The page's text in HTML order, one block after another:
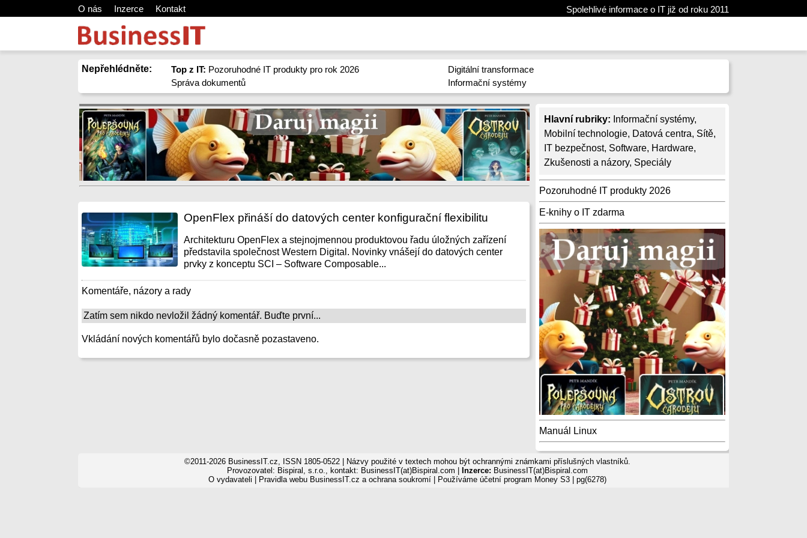
O nás Inzerce Kontakt Spolehlivé informace o IT již od roku 2011
Nepřehlédněte: Top z IT: Pozoruhodné IT produkty pro rok 2026
Správa dokumentů
Digitální transformace
Informační systémy
Hlavní rubriky: Informační systémy,
Mobilní technologie, Datová centra, Sítě,
IT bezpečnost, Software, Hardware,
Zkušenosti a názory, Speciály
Pozoruhodné IT produkty 2026
E-knihy o IT zdarma
Manuál Linux
OpenFlex přináší do datových center konfigurační flexibilitu
Architekturu OpenFlex a stejnojmennou produktovou řadu úložných zařízení
představila společnost Western Digital. Novinky vnášejí do datových center
prvky z konceptu SCI – Software Composable...
Komentáře, názory a rady
Zatím sem nikdo nevložil žádný komentář. Buďte první...
Vkládání nových komentářů bylo dočasně pozastaveno.
©2011-2026 BusinessIT.cz, ISSN 1805-0522 | Názvy použité v textech mohou být ochrannými známkami příslušných vlastníků.
Provozovatel: Bispiral, s.r.o., kontakt: BusinessIT(at)Bispiral.com |
Inzerce: BusinessIT(at)Bispiral.com
O vydavateli
Pravidla webu BusinessIT.cz a ochrana soukromí| Používáme účetní program Money S3| pg(6278)